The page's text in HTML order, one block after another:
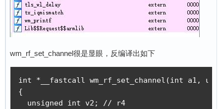
wm_rf_set_channel很是显眼，反编译出如下
int *__fastcall wm_rf_set_channel(int a1,
{
  unsigned int v2; // r4